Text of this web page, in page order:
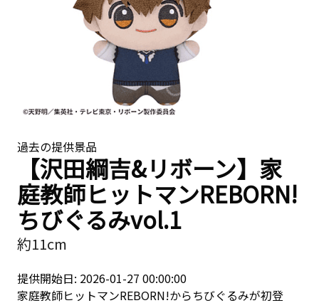
過去の提供景品
【沢田綱吉&リボーン】家
庭教師ヒットマンREBORN!
ちびぐるみvol.1
約11cm
提供開始日: 2026-01-27 00:00:00
家庭教師ヒットマンREBORN!からちびぐるみが初登